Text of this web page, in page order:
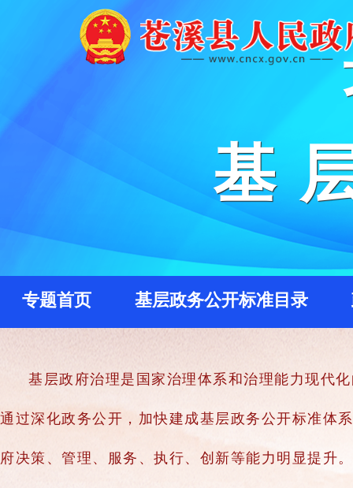
基
专题首页 基层政务公开标准目录
基层政府治理是国家治理体系和治理能力现代
通过深化政务公开，加快建成基层政务公开标准体
府决策、管理、服务、执行、创新等能力明显提升。